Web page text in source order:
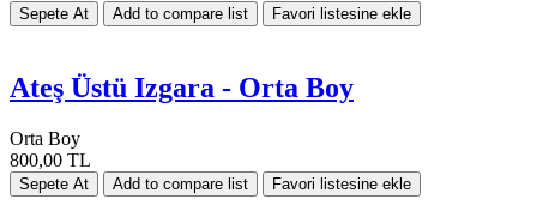
Ateş Üstü Izgara - Orta Boy
Orta Boy
800,00 TL